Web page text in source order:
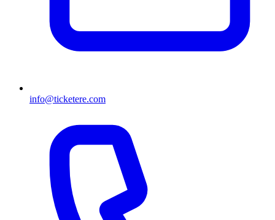
info@ticketere.com